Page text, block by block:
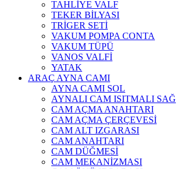
TAHLİYE VALF
TEKER BİLYASI
TRİGER SETİ
VAKUM POMPA CONTA
VAKUM TÜPÜ
VANOS VALFİ
YATAK
ARAÇ AYNA CAMI
AYNA CAMI SOL
AYNALI CAM ISITMALI SAĞ
CAM AÇMA ANAHTARI
CAM AÇMA ÇERÇEVESİ
CAM ALT IZGARASI
CAM ANAHTARI
CAM DÜĞMESİ
CAM MEKANİZMASI